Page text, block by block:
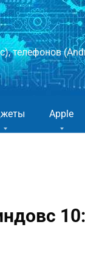
телефонов
Apple